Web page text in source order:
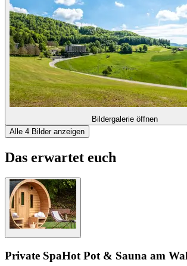
Bildergalerie öffnen
Alle 4 Bilder anzeigen
Das erwartet euch
Private SpaHot Pot & Sauna am